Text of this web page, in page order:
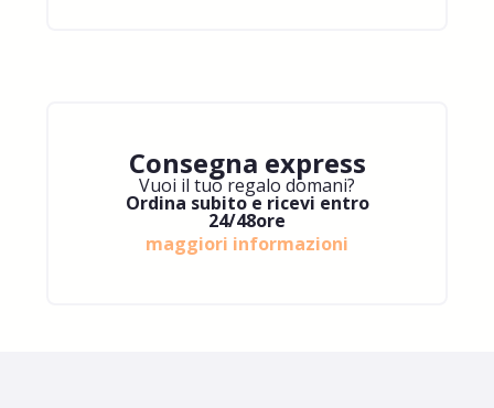
Consegna express
Vuoi il tuo regalo domani?
Ordina subito e ricevi entro
24/48ore
maggiori informazioni